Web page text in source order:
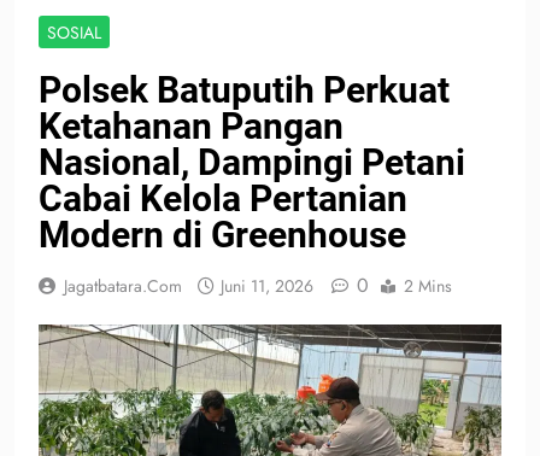
SOSIAL
Polsek Batuputih Perkuat
Ketahanan Pangan
Nasional, Dampingi Petani
Cabai Kelola Pertanian
Modern di Greenhouse
Jagatbatara.com Juni 11, 2026 0 2 Mins